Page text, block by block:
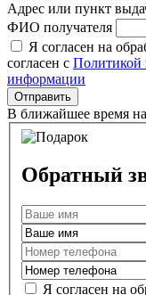
Адрес или пункт
ФИО получателя
Я согласен на
согласен с Политикой
информации
Отправить
В ближайшее время
Обратный